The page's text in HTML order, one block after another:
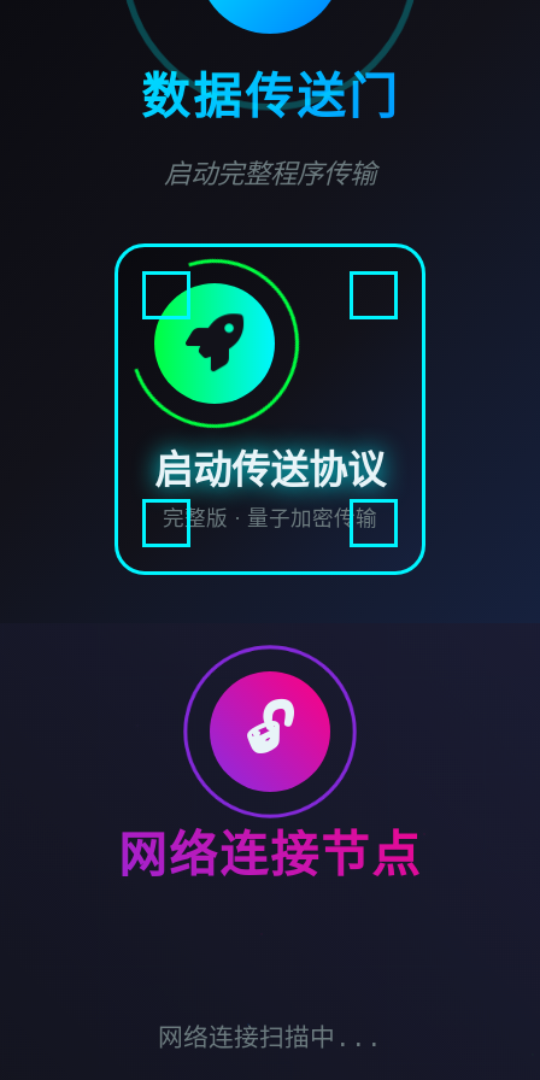
数据传送门
启动完整程序传输
启动传送协议
完整版 · 量子加密传输
🔓
网络连接节点
网络连接扫描中...